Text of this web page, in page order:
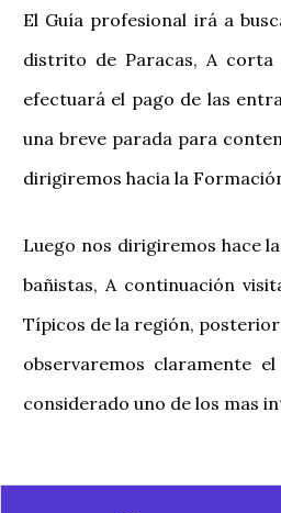
El Guía profesional irá a
distrito de Paracas, A
efectuará el pago de las
una breve parada para
dirigiremos hacia la
Luego nos dirigiremos hace
bañistas, A continuación
Típicos de la región,
observaremos claramente
considerado uno de los mas